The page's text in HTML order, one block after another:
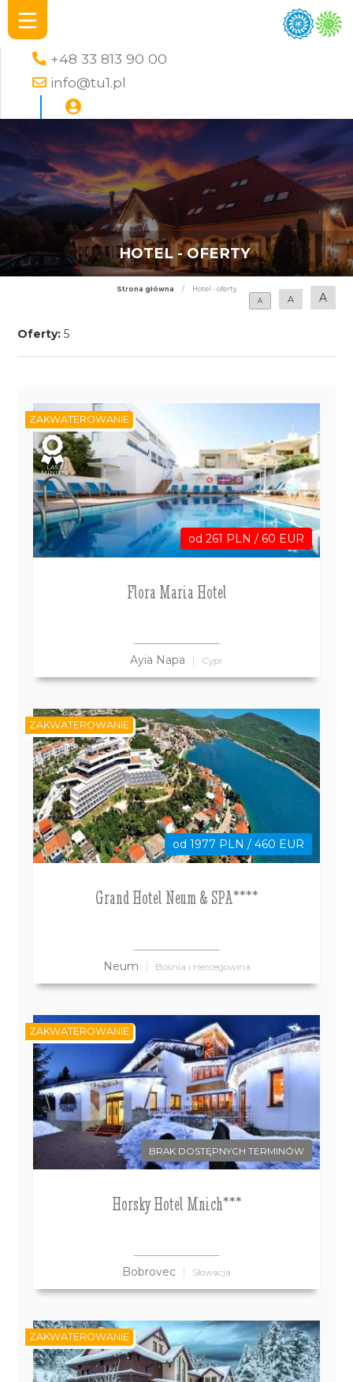
+48 33 813 90 00
info@tu1.pl
HOTEL - OFERTY
Strona główna /
Hotel - oferty
A
A A
Oferty: 5
od 261 PLN / 60 EUR
Flora Maria Hotel
Ayia Napa Cypr
ZAKWATEROWANIE
LAST
MINUTE
od 1977 PLN / 460 EUR
Grand Hotel Neum & SPA****
Neum Bośnia i Hercegowina
ZAKWATEROWANIE
BRAK DOSTĘPNYCH TERMINÓW
Horsky Hotel Mnich***
Bobrovec Słowacja
ZAKWATEROWANIE
ZAKWATEROWANIE